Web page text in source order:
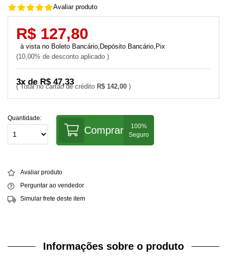
Avaliar produto
R$ 142,00
3x de R$ 47,33
R$ 127,80
10,00% de desconto aplicado
Boleto Bancário,Depósito Bancário,Pix
Quantidade:
Comprar
Avaliar produto
Perguntar ao vendedor
Simular frete deste item
Informações sobre o produto